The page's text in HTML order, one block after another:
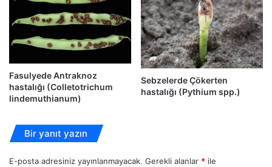
Fasulyede Antraknoz
hastalığı (Colletotrichum
lindemuthianum)
Sebzelerde Çökerten
hastalığı (Pythium spp.)
Bir yanıt yazın
E-posta adresiniz yayınlanmayacak. Gerekli alanlar * ile